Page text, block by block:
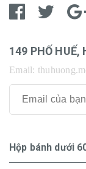
149 PHỐ HUẾ,
Email:
Hộp bánh dưới